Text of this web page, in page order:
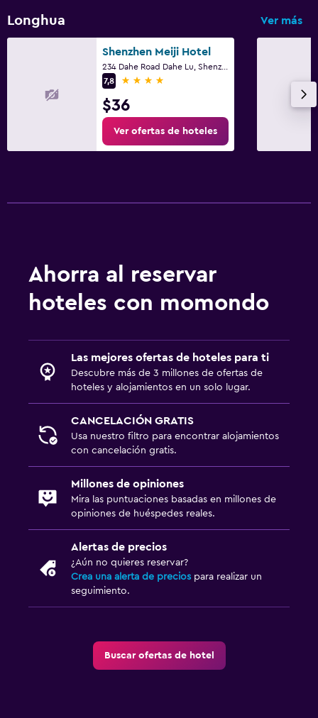
Longhua Ver más
Shenzhen Meiji Hotel
7,8
4 estrellas
$36
Ver ofertas de hoteles
Ahorra al reservar
hoteles con momondo
Las mejores ofertas de hoteles para ti
Descubre más de 3 millones de ofertas de
hoteles y alojamientos en un solo lugar.
CANCELACIÓN GRATIS
Usa nuestro filtro para encontrar alojamientos
con cancelación gratis.
Millones de opiniones
Mira las puntuaciones basadas en millones de
opiniones de huéspedes reales.
Alertas de precios
¿Aún no quieres reservar?
Crea una alerta de precios para realizar un
seguimiento.
Buscar ofertas de hotel